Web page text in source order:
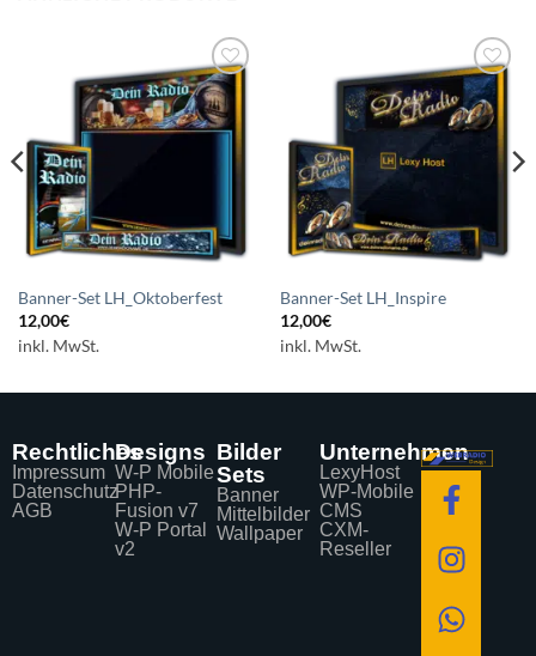
Auf die
Wunschliste
setzen
Banner-Set LH_Oktoberfest
12,00€
inkl. MwSt.
Auf die
Wunschliste
setzen
Banner-Set LH_Inspire
12,00€
inkl. MwSt.
Rechtliches
Impressum
Datenschutz
AGB
Designs
W-P Mobile
PHP-
Fusion v7
W-P Portal
v2
Bilder
Sets
Banner
Mittelbilder
Wallpaper
Unternehmen
LexyHost
WP-Mobile
CMS
CXM-
Reseller